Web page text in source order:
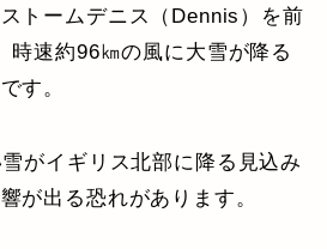
トームデニス（Dennis）を前
時速約96㎞の風に大雪が降る
す。
がイギリス北部に降る見込み
が出る恐れがあります。